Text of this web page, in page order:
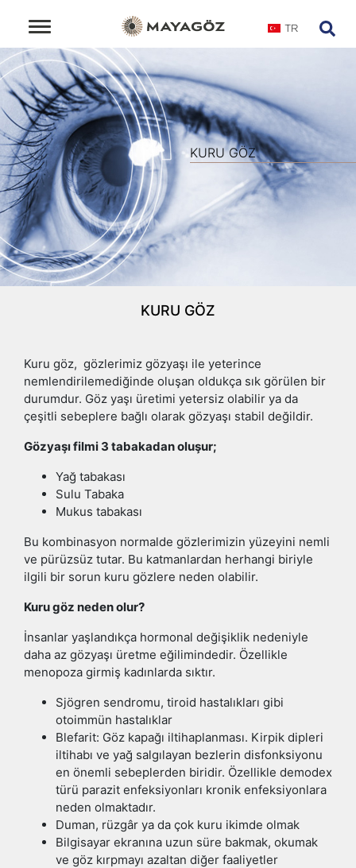
TR
KURU GÖZ
KURU GÖZ
Kuru göz, gözlerimiz gözyaşı ile yeterince
nemlendirilemediğinde oluşan oldukça sık görülen bir
durumdur. Göz yaşı üretimi yetersiz olabilir ya da
çeşitli sebeplere bağlı olarak gözyaşı stabil değildir.
Gözyaşı filmi 3 tabakadan oluşur;
Yağ tabakası
Sulu Tabaka
Mukus tabakası
Bu kombinasyon normalde gözlerimizin yüzeyini nemli
ve pürüzsüz tutar. Bu katmanlardan herhangi biriyle
ilgili bir sorun kuru gözlere neden olabilir.
Kuru göz neden olur?
İnsanlar yaşlandıkça hormonal değişiklik nedeniyle
daha az gözyaşı üretme eğilimindedir. Özellikle
menopoza girmiş kadınlarda sıktır.
Sjögren sendromu, tiroid hastalıkları gibi
otoimmün hastalıklar
Blefarit: Göz kapağı iltihaplanması. Kirpik dipleri
iltihabı ve yağ salgılayan bezlerin disfonksiyonu
en önemli sebeplerden biridir. Özellikle demodex
türü parazit enfeksiyonları kronik enfeksiyonlara
neden olmaktadır.
Duman, rüzgâr ya da çok kuru ikimde olmak
Bilgisayar ekranına uzun süre bakmak, okumak
ve göz kırpmayı azaltan diğer faaliyetler